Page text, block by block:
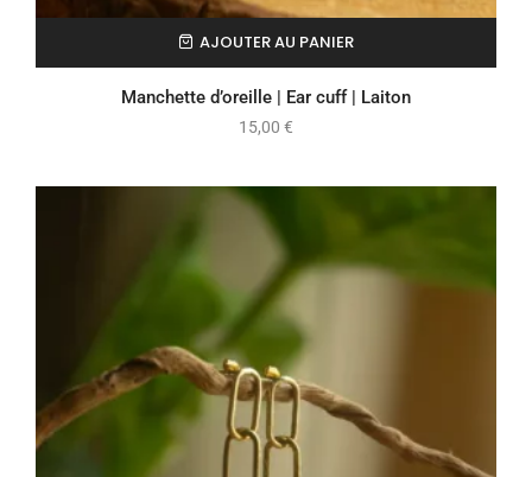
AJOUTER AU PANIER
Manchette d’oreille | Ear cuff | Laiton
15,00 €